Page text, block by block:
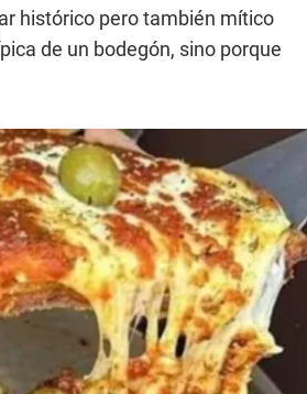
histórico pero también mítico
de un bodegón, sino porque